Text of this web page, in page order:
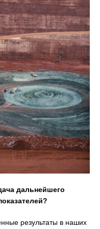
дальнейшего
результаты в наших